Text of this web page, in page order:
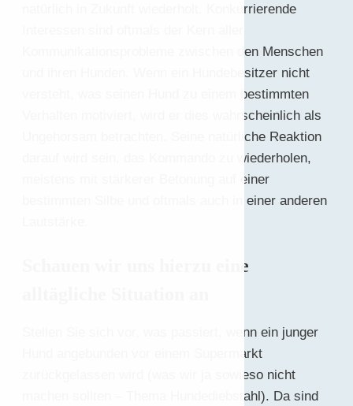
natürlich in Zukunft wiederholt. Konkurrierende
Kommunikationsprobleme zwischen den Menschen
und ihren Hunden. Wenn ein Hundebesitzer nicht
versteht, was seinen Hund zu einem bestimmten
Verhalten motiviert, wird er dies wahrscheinlich als
Ungehorsam betrachten. Seine natürliche Reaktion
darauf wird sein, das Kommando zu wiederholen,
meistens mit stärkerer Betonung auf einer
bestimmten Silbe und oftmals auch in einer anderen
Schauen wir uns hierzu eine
Stellen Sie sich vor, was passiert, wenn ein junger
Hund angebunden vor einem Supermarkt
zurückgelassen wird (was wir ja sowieso nicht
machen sollten – Thema Hundediebstahl). Da sind